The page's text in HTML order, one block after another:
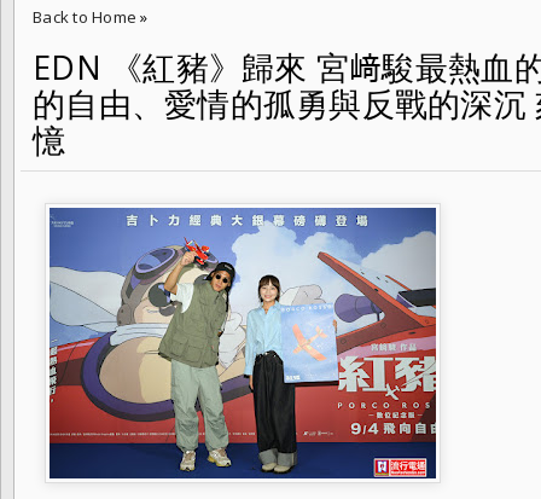
Back to Home »
EDN 《紅豬》歸來 宮﨑駿最熱血的浪漫重返大銀幕 以飛行的自由、愛
磨滅的記憶
EDN 《紅豬》歸來 宮﨑駿最熱血
的自由、愛情的孤勇與反戰的深
憶